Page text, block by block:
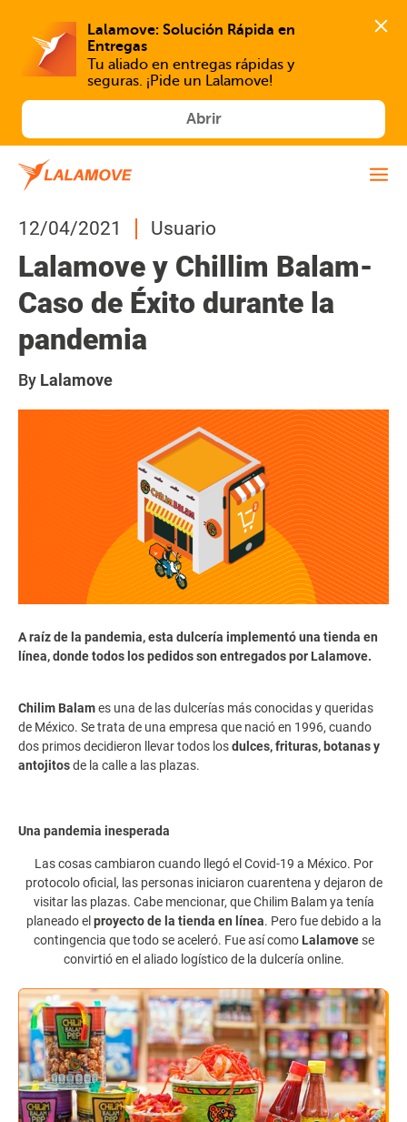
Lalamove: Solución Rápida en
Tu aliado en entregas rápidas y
seguras. ¡Pide un Lalamove!
Abrir
12/04/2021 Usuario
Lalamove y Chillim Balam-
Caso de Éxito durante la
pandemia
By Lalamove
A raíz de la pandemia, esta dulcería implementó una tienda en
línea, donde todos los pedidos son entregados por Lalamove.
Chilim Balames una de las dulcerías más conocidas y queridas
de México. Se trata de una empresa que nació en 1996, cuando
dos primos decidieron llevar todos losdulces, frituras, botanas y
antojitosde la calle a las plazas.
Una pandemia inesperada
Las cosas cambiaron cuando llegó el Covid-19 a México. Por
protocolo oficial, las personas iniciaron cuarentena y dejaron de
visitar las plazas. Cabe mencionar, que Chilim Balam ya tenía
planeado el proyecto de la tienda en línea. Pero fue debido a la
contingencia que todo se aceleró. Fue así como Lalamove se
convirtió en el aliado logístico de la dulcería online.